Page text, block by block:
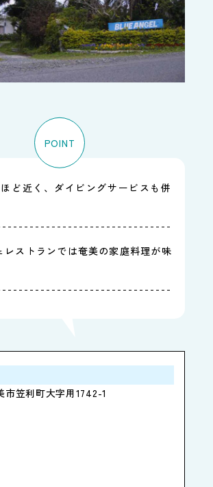
POINT
ど近く、ダイビングサービスも併
レストランでは奄美の家庭料理が味
市笠利町大字用1742-1